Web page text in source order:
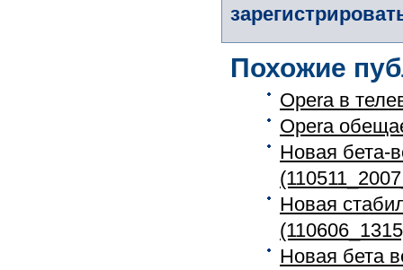
Похожие
Opera в
Opera
Новая бета-
Новая
Новая бета